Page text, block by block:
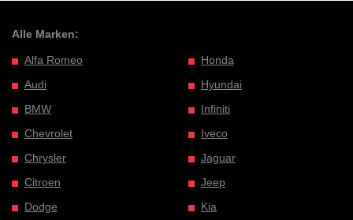
Alle Marken:
Alfa Romeo
Audi
BMW
Chevrolet
Chrysler
Citroen
Dodge
Honda
Hyundai
Infiniti
Iveco
Jaguar
Jeep
Kia